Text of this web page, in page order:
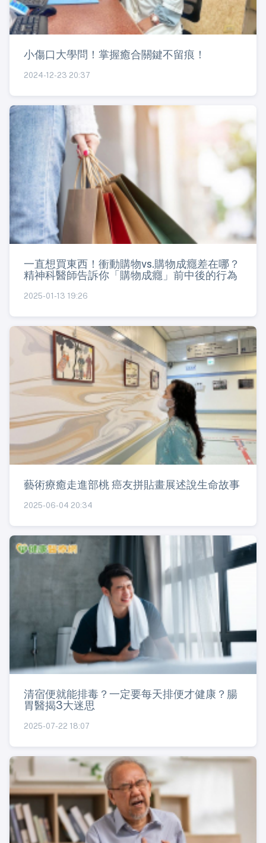
小傷口大學問！掌握癒合關鍵不留痕！
2024-12-23 20:37
一直想買東西！衝動購物vs.購物成癮差在哪？
精神科醫師告訴你「購物成癮」前中後的行為
2025-01-13 19:26
藝術療癒走進部桃 癌友拼貼畫展述說生命故事
2025-06-04 20:34
清宿便就能排毒？一定要每天排便才健康？腸
胃醫揭3大迷思
2025-07-22 18:07